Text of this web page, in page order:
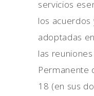
servicios
los acuerdos
adoptadas
las
Permanente
18 (en sus